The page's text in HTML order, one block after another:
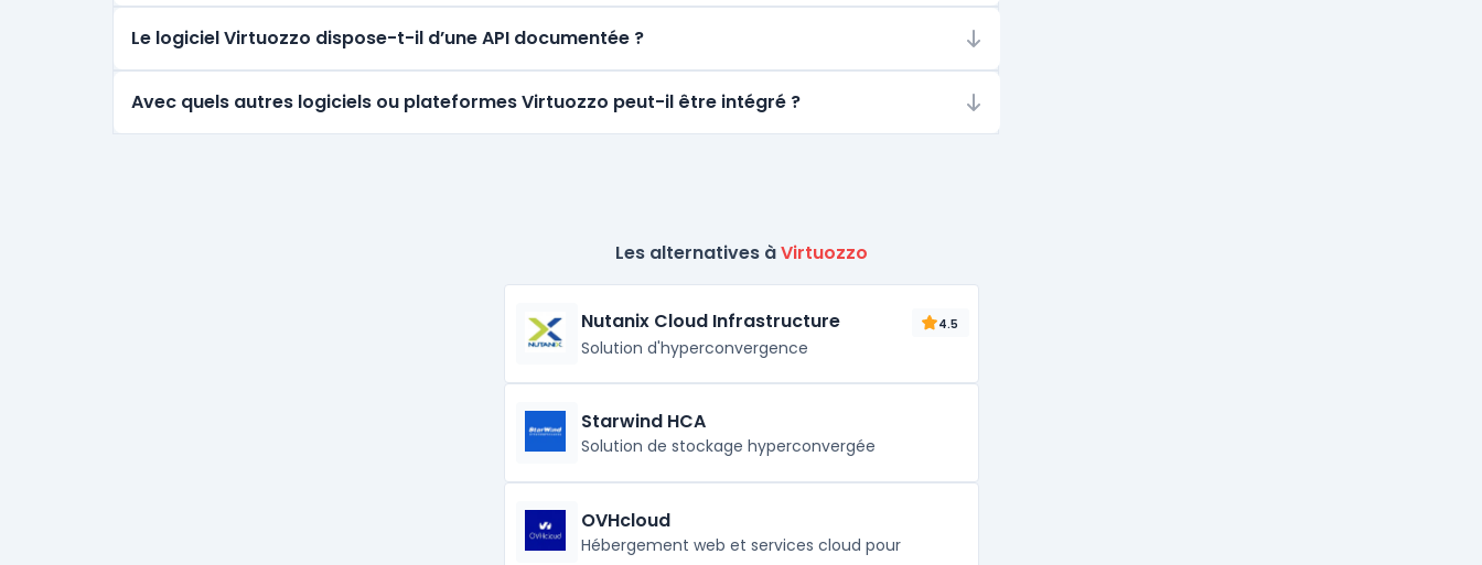
Le logiciel Virtuozzo dispose-t-il d’une API documentée ?
Avec quels autres logiciels ou plateformes Virtuozzo peut-il être intégré ?
Les alternatives àVirtuozzo
Nutanix Cloud Infrastructure 4.5
Solution d'hyperconvergence
Starwind HCA
Solution de stockage hyperconvergée
OVHcloud
Hébergement web et services cloud pour